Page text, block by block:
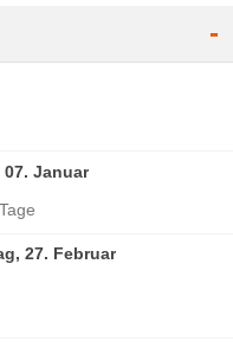
-
07. Januar
27. Februar